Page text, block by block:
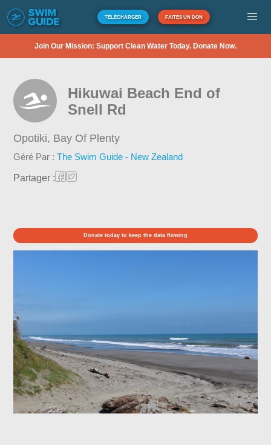
TÉLÉCHARGER FAITES UN DON
Join Our Mission: Support Clean Water Today. Donate Now.
Hikuwai Beach End of
Snell Rd
Opotiki, Bay Of Plenty
Géré Par :The Swim Guide - New Zealand
Partager :
Donate today to keep the data flowing